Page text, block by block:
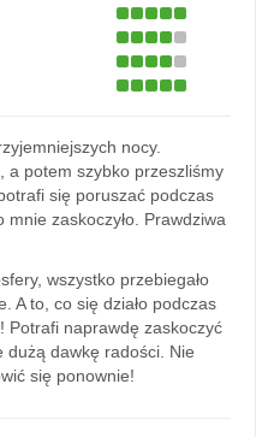
nocy.
a potem szybko przeszliśmy
się poruszać podczas
zaskoczyło. Prawdziwa
wszystko przebiegało
A to, co się działo podczas
Potrafi naprawdę zaskoczyć
dużą dawkę radości. Nie
się ponownie!